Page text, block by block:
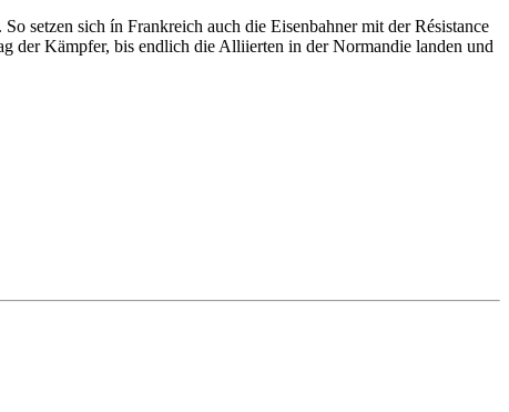
setzen sich ín Frankreich auch die Eisenbahner mit der Résistance
der Kämpfer, bis endlich die Alliierten in der Normandie landen und